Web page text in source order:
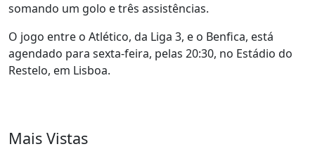
somando um golo e três assistências.
O jogo entre o Atlético, da Liga 3, e o Benfica, está
agendado para sexta-feira, pelas 20:30, no Estádio do
Restelo, em Lisboa.
Mais Vistas